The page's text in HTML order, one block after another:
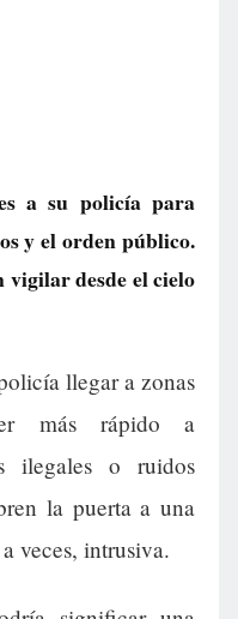
a su policía para
y el orden público.
vigilar desde el cielo
llegar a zonas
más rápido a
ilegales o ruidos
la puerta a una
veces, intrusiva.